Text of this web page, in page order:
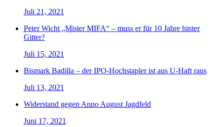
Juli 21, 2021
Peter Wicht „Mister MIFA“ – muss er für 10 Jahre hinter
Gitter?
Juli 15, 2021
Bismark Badilla – der IPO-Hochstapler ist aus U-Haft raus
Juli 13, 2021
Widerstand gegen Anno August Jagdfeld
Juni 17, 2021